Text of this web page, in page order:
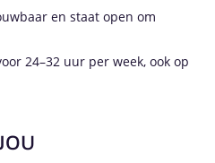
en staat open om
24–32 uur per week, ook op